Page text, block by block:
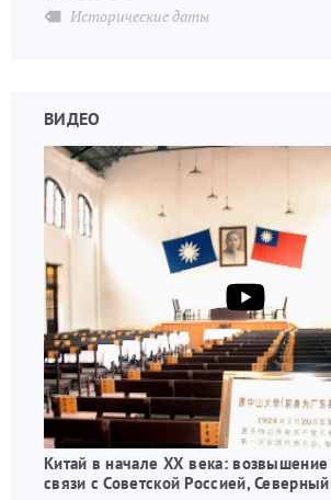
Исторические даты
ВИДЕО
Китай в начале XX века: возвышение
связи с Советской Россией,